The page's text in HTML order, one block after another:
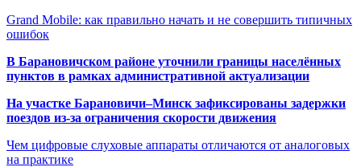
Grand Mobile: как правильно начать и не совершить типичных
ошибок
В Барановичском районе уточнили границы населённых
пунктов в рамках административной актуализации
На участке Барановичи–Минск зафиксированы задержки
поездов из-за ограничения скорости движения
Чем цифровые слуховые аппараты отличаются от аналоговых
на практике